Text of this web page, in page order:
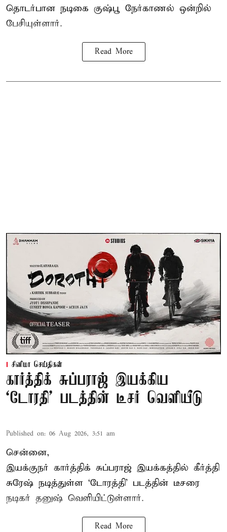
தொடர்பான நடிகை குஷ்பூ நேர்காணல் ஒன்றில்
பேசியுள்ளார்.
Read More
சினிமா செய்திகள்
கார்த்திக் சுப்பராஜ் இயக்கிய
`டோரதி' படத்தின் டீசர் வெளியீடு
Published on: 06 Aug 2026, 3:51 am
சென்னை,
இயக்குநர் கார்த்திக் சுப்பராஜ் இயக்கத்தில் கீர்த்தி
சுரேஷ் நடித்துள்ள `டோரத்தி' படத்தின் டீசரை
நடிகர் தனுஷ் வெளியிட்டுள்ளார்.
Read More